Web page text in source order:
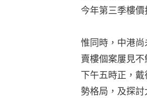
今年第三季樓價
惟同時，中港
賣樓個案屢見
下午五時正，
勢格局，及探討